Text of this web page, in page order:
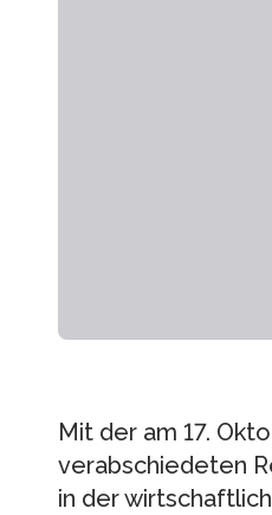
Mit der am 17.
verabschiedeten
in der